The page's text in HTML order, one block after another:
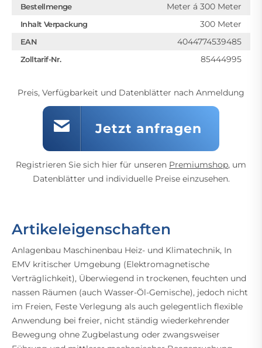
Bestellmenge Meter á 300 Meter
Inhalt Verpackung 300 Meter
EAN 4044774539485
Zolltarif-Nr. 85444995
Preis, Verfügbarkeit und Datenblätter nach Anmeldung
Jetzt anfragen
Registrieren Sie sich hier für unseren Premiumshop, um
Datenblätter und individuelle Preise einzusehen.
Artikeleigenschaften
Anlagenbau Maschinenbau Heiz- und Klimatechnik, In
EMV kritischer Umgebung (Elektromagnetische
Verträglichkeit), Überwiegend in trockenen, feuchten und
nassen Räumen (auch Wasser-Öl-Gemische), jedoch nicht
im Freien, Feste Verlegung als auch gelegentlich flexible
Anwendung bei freier, nicht ständig wiederkehrender
Bewegung ohne Zugbelastung oder zwangsweiser